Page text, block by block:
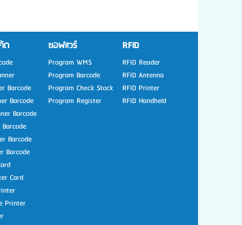
ด
Barcode
Barcode
Barcode
Barcode
Barcode
Card
Printer
ซอฟแวร์
Program WMS
Program Barcode
Program Check Stock
Program Register
RFID
RFID Reader
RFID Antenna
RFID Printer
RFID Handheld